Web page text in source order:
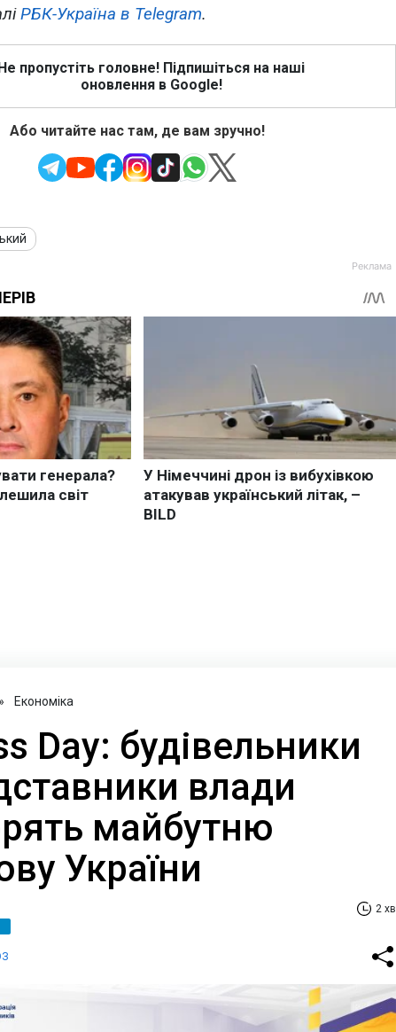
РБК-Україна в Telegram.
пропустіть головне! Підпишіться на наші
оновлення в Google!
Або читайте нас там, де вам зручно!
» Економіка
Day: будівельники
влади
майбутню
України
2 хв